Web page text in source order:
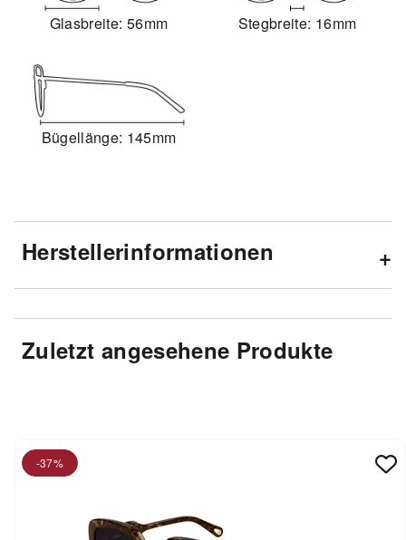
Glasbreite: 56mm Stegbreite: 16mm
Bügellänge: 145mm
Herstellerinformationen
Zuletzt angesehene Produkte
-37%